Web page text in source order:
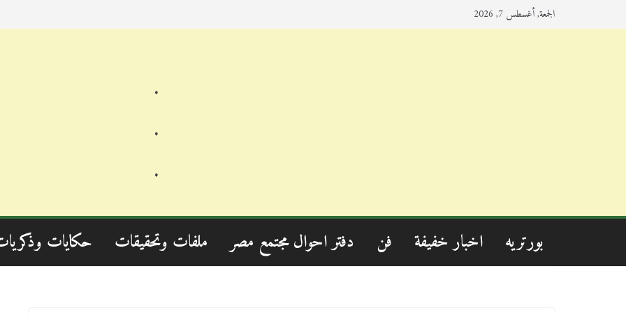
الجمعة, أغسطس 7, 2026
.
.
.
بورتريه اخبار خفيفة فن دفتر احوال مجتمع مصر ملفات وتحقيقات حكايات